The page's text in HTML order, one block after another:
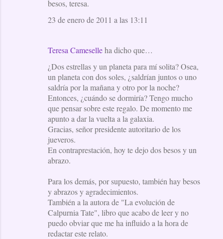
besos, teresa.
23 de enero de 2011 a las 13:11
Teresa Cameselleha dicho que…
¿Dos estrellas y un planeta para mí solita? Osea,
un planeta con dos soles, ¿saldrían juntos o uno
saldría por la mañana y otro por la noche?
Entonces, ¿cuándo se dormiría? Tengo mucho
que pensar sobre este regalo. De momento me
apunto a dar la vuelta a la galaxia.
Gracias, señor presidente autoritario de los
jueveros.
En contraprestación, hoy te dejo dos besos y un
abrazo.
Para los demás, por supuesto, también hay besos
y abrazos y agradecimientos.
También a la autora de "La evolución de
Calpurnia Tate", libro que acabo de leer y no
puedo obviar que me ha influido a la hora de
redactar este relato.